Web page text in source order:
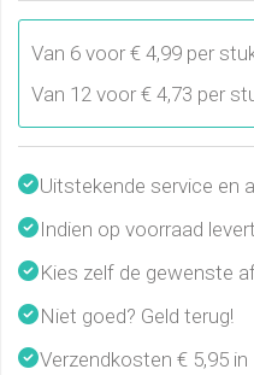
Van 6 voor € 4,99 per
Van 12 voor € 4,73 per
Uitstekende service en
Indien op voorraad
Kies zelf de gewenste
Niet goed? Geld terug!
Verzendkosten € 5,95